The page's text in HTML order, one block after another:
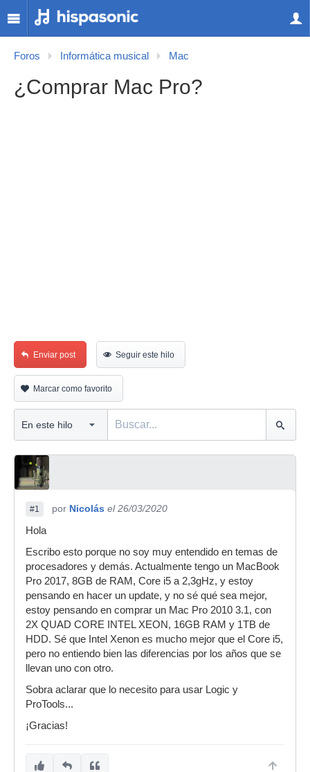
Foros Informática musical Mac
¿Comprar Mac Pro?
Enviar post Seguir este hilo
Marcar como favorito
#1 por Nicolás el 26/03/2020
Hola
Escribo esto porque no soy muy entendido en temas de
procesadores y demás. Actualmente tengo un MacBook
Pro 2017, 8GB de RAM, Core i5 a 2,3gHz, y estoy
pensando en hacer un update, y no sé qué sea mejor,
estoy pensando en comprar un Mac Pro 2010 3.1, con
2X QUAD CORE INTEL XEON, 16GB RAM y 1TB de
HDD. Sé que Intel Xenon es mucho mejor que el Core i5,
pero no entiendo bien las diferencias por los años que se
llevan uno con otro.
Sobra aclarar que lo necesito para usar Logic y
ProTools...
¡Gracias!